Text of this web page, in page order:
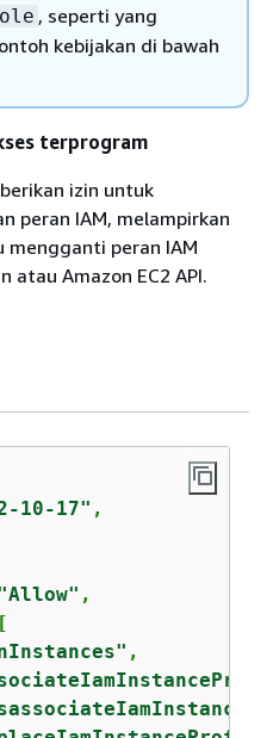
, seperti yang
kebijakan di bawah
terprogram
izin untuk
peran IAM, melampirkan
mengganti peran IAM
atau Amazon EC2 API.
10-17" ,
,
,